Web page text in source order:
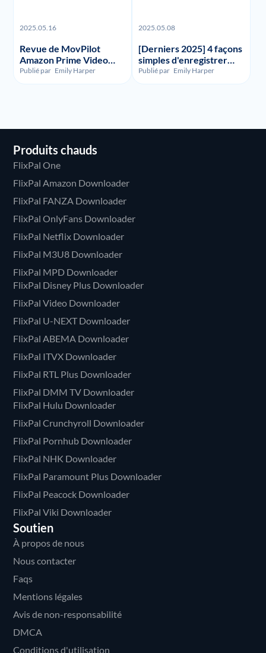
2025.05.16
Revue de MovPilot
Amazon Prime Video
Downloader - Illégalité,
Utilisation et Prix
Publié par Emily Harper
2025.05.08
[Derniers 2025] 4 façons
simples d'enregistrer
l'écran de HBO Max
Publié par Emily Harper
Produits chauds
FlixPal One
FlixPal Amazon Downloader
FlixPal FANZA Downloader
FlixPal OnlyFans Downloader
FlixPal Netflix Downloader
FlixPal M3U8 Downloader
FlixPal MPD Downloader
FlixPal Disney Plus Downloader
FlixPal Video Downloader
FlixPal U-NEXT Downloader
FlixPal ABEMA Downloader
FlixPal ITVX Downloader
FlixPal RTL Plus Downloader
FlixPal DMM TV Downloader
FlixPal Hulu Downloader
FlixPal Crunchyroll Downloader
FlixPal Pornhub Downloader
FlixPal NHK Downloader
FlixPal Paramount Plus Downloader
FlixPal Peacock Downloader
FlixPal Viki Downloader
Soutien
À propos de nous
Nous contacter
Faqs
Mentions légales
Avis de non-responsabilité
DMCA
Conditions d'utilisation